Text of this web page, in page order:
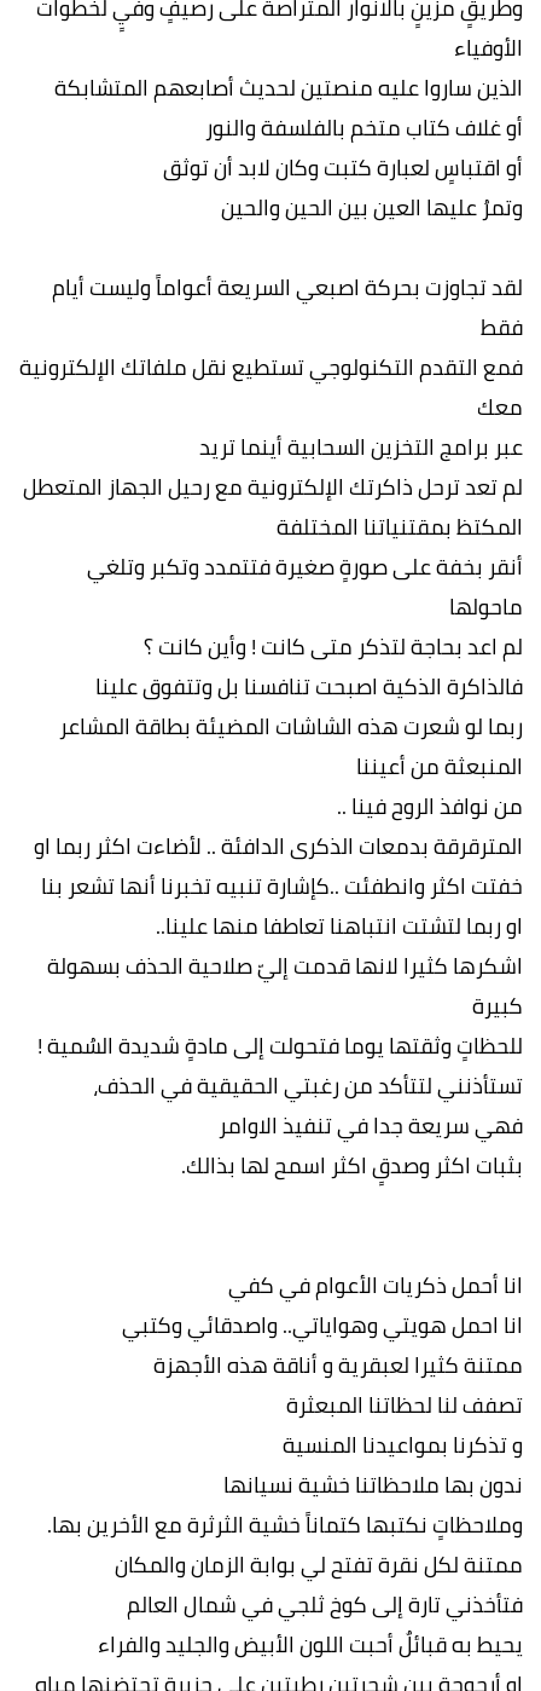
الأوفياء
الذين ساروا عليه منصتين لحديث أصابعهم المتشابكة
أو غلاف كتاب متخم بالفلسفة والنور
أو اقتباسٍ لعبارة كتبت وكان لابد أن توثق
وتمرُ عليها العين بين الحين والحين
لقد تجاوزت بحركة اصبعي السريعة أعواماً وليست أيام
فقط
فمع التقدم التكنولوجي تستطيع نقل ملفاتك الإلكترونية
معك
عبر برامج التخزين السحابية أينما تريد
لم تعد ترحل ذاكرتك الإلكترونية مع رحيل الجهاز المتعطل
المكتظ بمقتنياتنا المختلفة
أنقر بخفة على صورةٍ صغيرة فتتمدد وتكبر وتلغي
ماحولها
لم اعد بحاجة لتذكر متى كانت ! وأين كانت ؟
فالذاكرة الذكية اصبحت تنافسنا بل وتتفوق علينا
ربما لو شعرت هذه الشاشات المضيئة بطاقة المشاعر
المنبعثة من أعيننا
من نوافذ الروح فينا ..
المترقرقة بدمعات الذكرى الدافئة .. لأضاءت اكثر ربما او
خفتت اكثر وانطفئت ..كإشارة تنبيه تخبرنا أنها تشعر بنا
او ربما لتشتت انتباهنا تعاطفا منها علينا..
اشكرها كثيرا لانها قدمت إليّ صلاحية الحذف بسهولة
كبيرة
للحظاتٍ وثقتها يوما فتحولت إلى مادةٍ شديدة السُمية !
تستأذنني لتتأكد من رغبتي الحقيقية في الحذف،
فهي سريعة جدا في تنفيذ الاوامر
بثبات اكثر وصدقٍ اكثر اسمح لها بذالك.
انا أحمل ذكريات الأعوام في كفي
انا احمل هويتي وهواياتي.. واصدقائي وكتبي
ممتنة كثيرا لعبقرية و أناقة هذه الأجهزة
تصفف لنا لحظاتنا المبعثرة
و تذكرنا بمواعيدنا المنسية
ندون بها ملاحظاتنا خشية نسيانها
وملاحظاتٍ نكتبها كتماناً خشية الثرثرة مع الأخرين بها.
ممتنة لكل نقرة تفتح لي بوابة الزمان والمكان
فتأخذني تارة إلى كوخ ثلجي في شمال العالم
يحيط به قبائلٌ أحبت اللون الأبيض والجليد والفراء